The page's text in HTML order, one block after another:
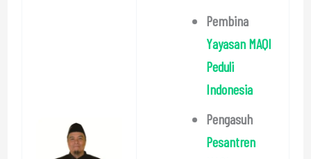
Pembina
Yayasan MAQI
Peduli
Indonesia
Pengasuh
Pesantren